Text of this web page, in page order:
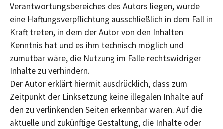
Verantwortungsbereiches des Autors liegen, würde
eine Haftungsverpflichtung ausschließlich in dem Fall in
Kraft treten, in dem der Autor von den Inhalten
Kenntnis hat und es ihm technisch möglich und
zumutbar wäre, die Nutzung im Falle rechtswidriger
Inhalte zu verhindern.
Der Autor erklärt hiermit ausdrücklich, dass zum
Zeitpunkt der Linksetzung keine illegalen Inhalte auf
den zu verlinkenden Seiten erkennbar waren. Auf die
aktuelle und zukünftige Gestaltung, die Inhalte oder